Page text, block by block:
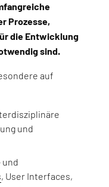
Prozesse,
die Entwicklung
sind.
auf
und
und
, User Interfaces,